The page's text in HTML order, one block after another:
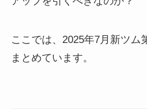
ここでは、2025年7月新ツム
まとめています。